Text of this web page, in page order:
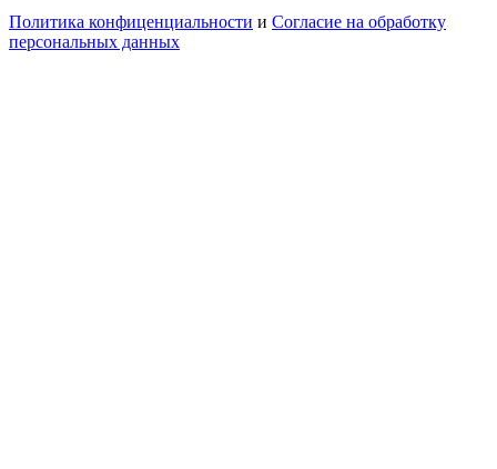
Политика конфиценциальности и Согласие на обработку
персональных данных